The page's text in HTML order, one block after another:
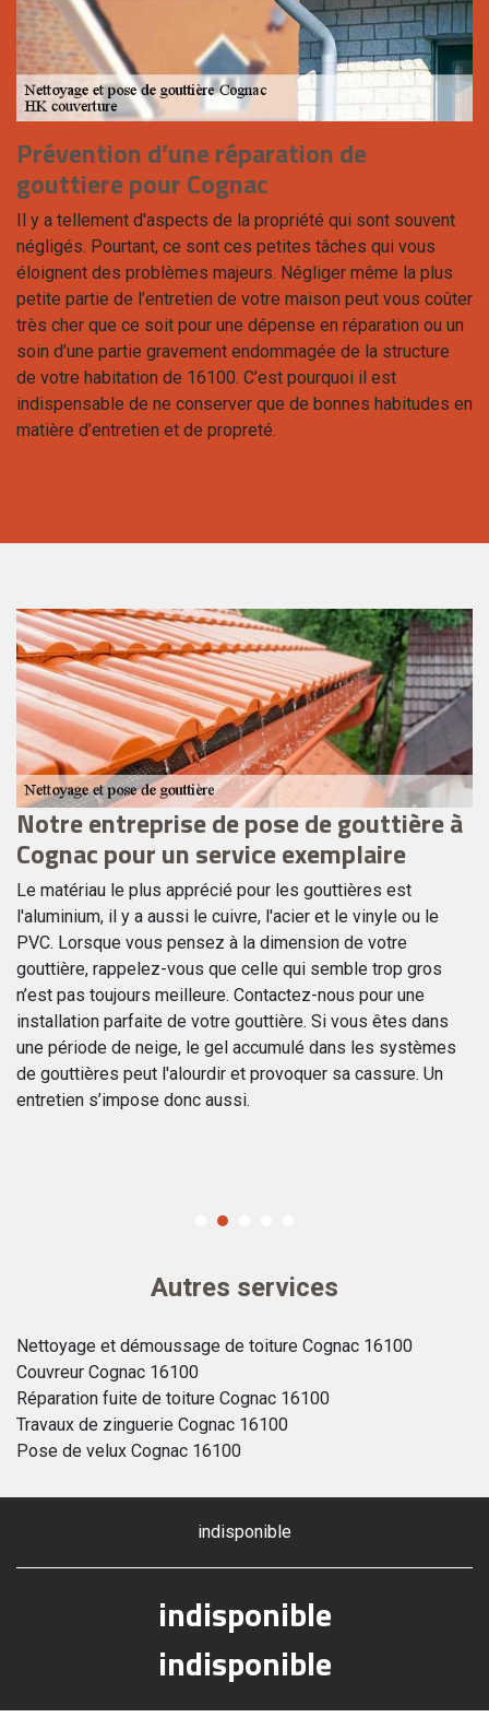
Prévention d’une réparation de
gouttiere pour Cognac
Il y a tellement d'aspects de la propriété qui sont souvent
négligés. Pourtant, ce sont ces petites tâches qui vous
éloignent des problèmes majeurs. Négliger même la plus
petite partie de l’entretien de votre maison peut vous coûter
très cher que ce soit pour une dépense en réparation ou un
soin d’une partie gravement endommagée de la structure
de votre habitation de 16100. C’est pourquoi il est
indispensable de ne conserver que de bonnes habitudes en
matière d’entretien et de propreté.
Notre entreprise de pose de gouttière à
Cognac pour un service exemplaire
Le matériau le plus apprécié pour les gouttières est
l'aluminium, il y a aussi le cuivre, l'acier et le vinyle ou le
PVC. Lorsque vous pensez à la dimension de votre
gouttière, rappelez-vous que celle qui semble trop gros
n’est pas toujours meilleure. Contactez-nous pour une
installation parfaite de votre gouttière. Si vous êtes dans
une période de neige, le gel accumulé dans les systèmes
de gouttières peut l'alourdir et provoquer sa cassure. Un
entretien s’impose donc aussi.
Autres services
Nettoyage et démoussage de toiture Cognac 16100
Couvreur Cognac 16100
Réparation fuite de toiture Cognac 16100
Travaux de zinguerie Cognac 16100
Pose de velux Cognac 16100
indisponible
indisponible
indisponible